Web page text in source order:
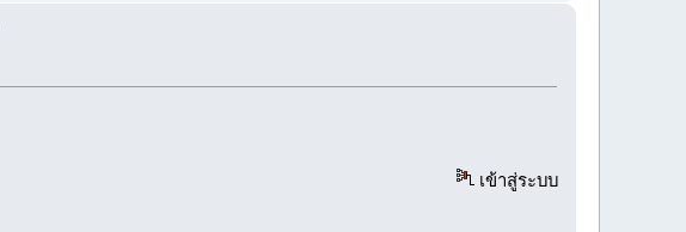
เข้าสู่ระบบ